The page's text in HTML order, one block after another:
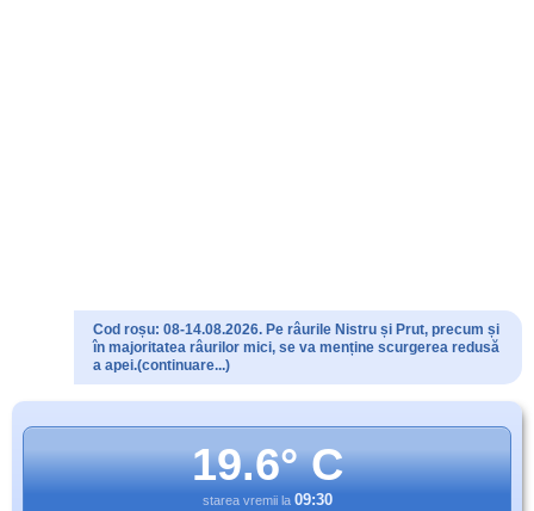
Cod roșu: 08-14.08.2026. Pe râurile Nistru și Prut, precum și
în majoritatea râurilor mici, se va menține scurgerea redusă
a apei.(continuare...)
19.6° C
starea vremii la 09:30